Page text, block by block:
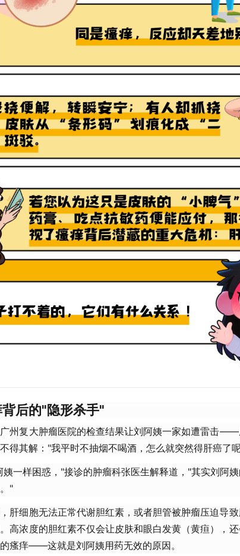
后的"隐形杀手"
州复大肿瘤医院的检查结果让刘阿姨一家如遭雷击——
得其解："我平时不抽烟不喝酒，怎么就突然得肝癌了
一样困惑，"接诊的肿瘤科张医生解释道，"其实刘阿
"
肝细胞无法正常代谢胆红素，或者胆管被肿瘤压迫导
高浓度的胆红素不仅会让皮肤和眼白发黄（黄疸），
瘙痒——这就是刘阿姨用药无效的原因。